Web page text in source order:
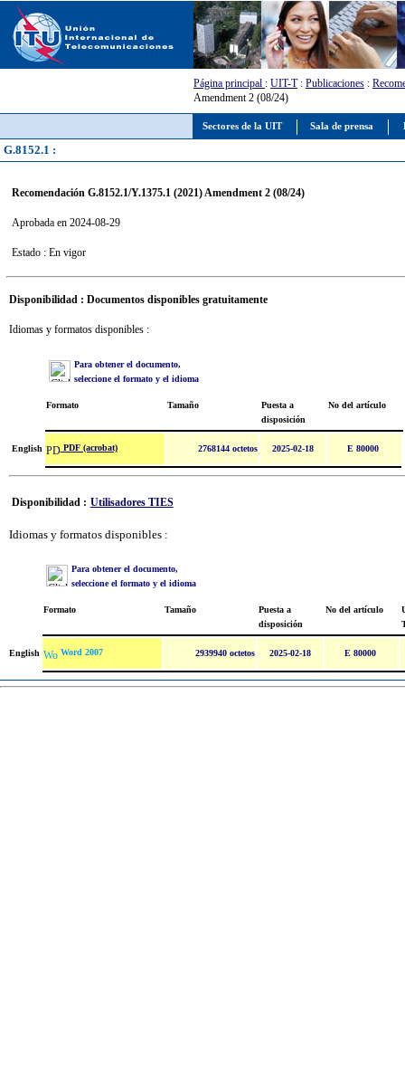
Sectores de la UIT Sala de prensa
Página principal : UIT-T: Publicaciones :
Amendment 2 (08/24)
G.8152.1 :
Recomendación G.8152.1/Y.1375.1 (2021) Amendment 2 (08/24)
Aprobada en 2024-08-29
Estado : En vigor
Disponibilidad : Documentos disponibles gratuitamente
Idiomas y formatos disponibles :
Para obtener el documento,
seleccione el formato y el idioma
Formato Tamaño
Puesta a
disposición
No del artículo
English PDF (acrobat) 2768144 octetos 2025-02-18 E 80000
Disponibilidad : Utilisadores TIES
Idiomas y formatos disponibles :
Para obtener el documento,
seleccione el formato y el idioma
Formato Tamaño
Puesta a
disposición
No del artículo
English Word 2007 2939940 octetos 2025-02-18 E 80000